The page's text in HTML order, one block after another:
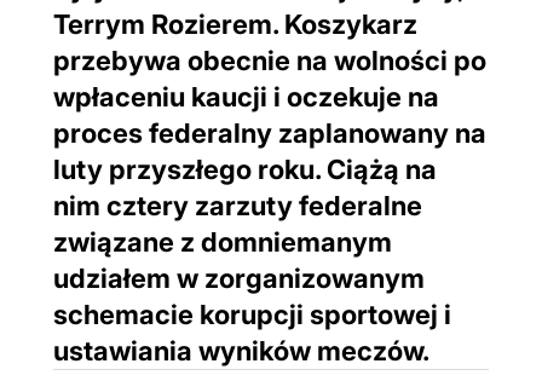
Terrym Rozierem. Koszykarz
przebywa obecnie na wolności po
wpłaceniu kaucji i oczekuje na
proces federalny zaplanowany na
luty przyszłego roku. Ciążą na
nim cztery zarzuty federalne
związane z domniemanym
udziałem w zorganizowanym
schemacie korupcji sportowej i
ustawiania wyników meczów.